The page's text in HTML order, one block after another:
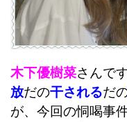
木下優樹菜さんで
放だの干されるだ
が、今回の恫喝事